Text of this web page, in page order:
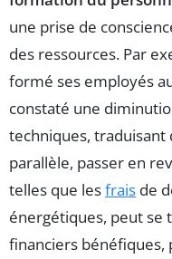
une prise de
des ressources. Par
formé ses employés
constaté une
techniques, traduisant
parallèle, passer en
telles que lesfrais de
énergétiques, peut se
financiers bénéfiques,